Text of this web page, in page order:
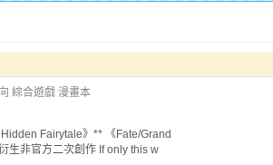
綜合遊戲 漫畫本
Fairytale》** 《Fate/Grand
生非官方二次創作 If only this w